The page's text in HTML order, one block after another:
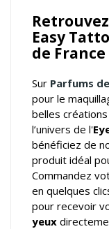
Retrouvez
Easy
de France
Sur Parfums
pour le
belles créations
l’univers de l'
bénéficiez de
produit idéal
Commandez
en quelques
pour recevoir
yeux